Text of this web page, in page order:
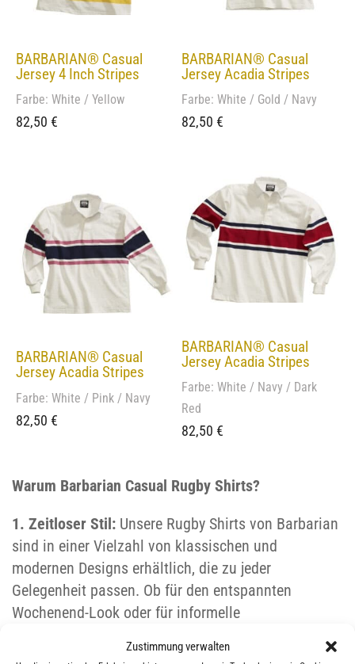
Zustimmung verwalten
BARBARIAN® Casual
Jersey 4 Inch Stripes
Farbe: White / Yellow
82,50 €
BARBARIAN® Casual
Jersey Acadia Stripes
Farbe: White / Gold / Navy
82,50 €
BARBARIAN® Casual
Jersey Acadia Stripes
Farbe: White / Pink / Navy
82,50 €
BARBARIAN® Casual
Jersey Acadia Stripes
Farbe: White / Navy / Dark
Red
82,50 €
Warum Barbarian Casual Rugby Shirts?
1. Zeitloser Stil: Unsere Rugby Shirts von Barbarian
sind in einer Vielzahl von klassischen und
modernen Designs erhältlich, die zu jeder
Gelegenheit passen. Ob für den entspannten
Wochenend-Look oder für informelle
machen Sie immer eine gute Figur.